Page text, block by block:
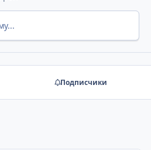
Подписчики